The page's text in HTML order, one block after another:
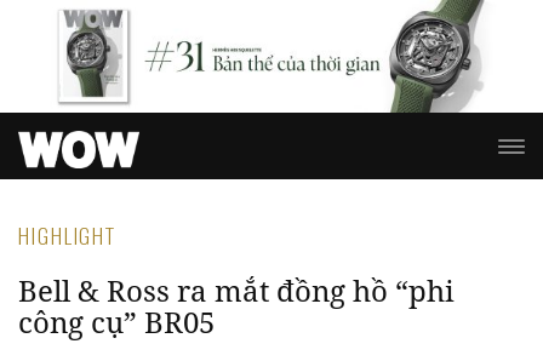
HIGHLIGHT
Bell & Ross ra mắt đồng hồ “phi
công cụ” BR05